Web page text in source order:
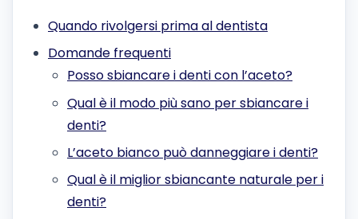
Quando rivolgersi prima al dentista
Domande frequenti
Posso sbiancare i denti con l’aceto?
Qual è il modo più sano per sbiancare i
denti?
L’aceto bianco può danneggiare i denti?
Qual è il miglior sbiancante naturale per i
denti?